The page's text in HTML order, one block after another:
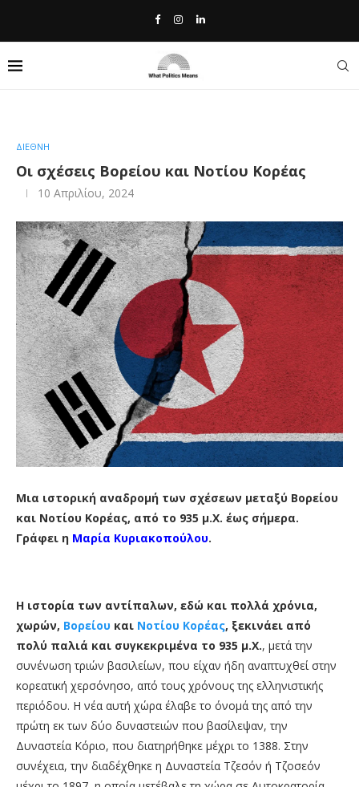
ΔΙΕΘΝΗ
Οι σχέσεις Βορείου και Νοτίου Κορέας
10 Απριλίου, 2024
Μια ιστορική αναδρομή των σχέσεων μεταξύ Βορείου
και Νοτίου Κορέας, από το 935 μ.Χ. έως σήμερα.
Γράφει η Μαρία Κυριακοπούλου.
Η ιστορία των αντίπαλων, εδώ και πολλά χρόνια,
χωρών, Βορείου και Νοτίου Κορέας, ξεκινάει από
πολύ παλιά και συγκεκριμένα το 935 μ.Χ., μετά την
συνένωση τριών βασιλείων, που είχαν ήδη αναπτυχθεί στην
κορεατική χερσόνησο, από τους χρόνους της ελληνιστικής
περιόδου. Η νέα αυτή χώρα έλαβε το όνομά της από την
πρώτη εκ των δύο δυναστειών που βασίλεψαν, την
Δυναστεία Κόριο, που διατηρήθηκε μέχρι το 1388. Στην
συνέχεια, την διαδέχθηκε η Δυναστεία Τζεσόν ή Τζοσεόν